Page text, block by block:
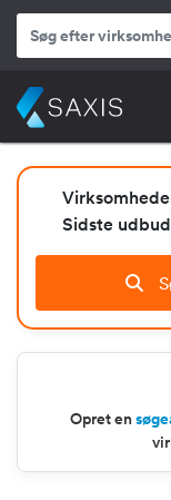
Sidste
Opret en